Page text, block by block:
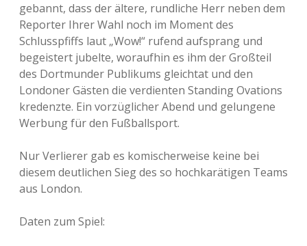
gebannt, dass der ältere, rundliche Herr neben dem
Reporter Ihrer Wahl noch im Moment des
Schlusspfiffs laut „Wow!“ rufend aufsprang und
begeistert jubelte, woraufhin es ihm der Großteil
des Dortmunder Publikums gleichtat und den
Londoner Gästen die verdienten Standing Ovations
kredenzte. Ein vorzüglicher Abend und gelungene
Werbung für den Fußballsport.
Nur Verlierer gab es komischerweise keine bei
diesem deutlichen Sieg des so hochkarätigen Teams
aus London.
Daten zum Spiel: